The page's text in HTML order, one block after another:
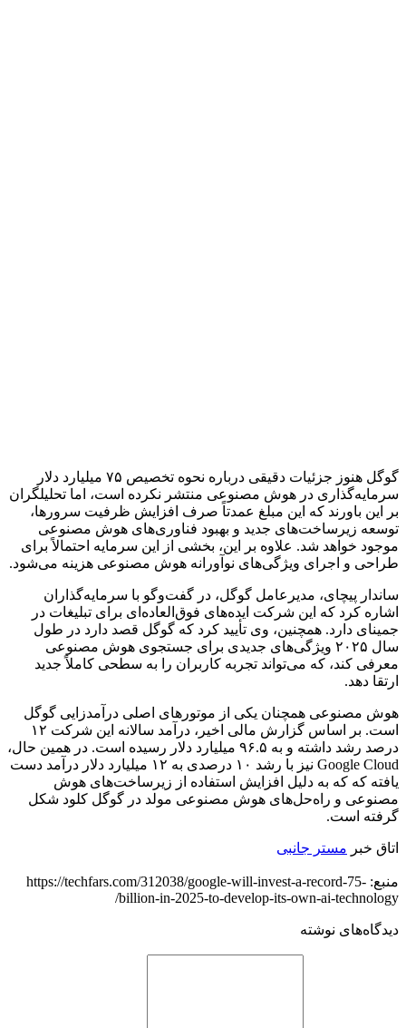
گوگل هنوز جزئیات دقیقی درباره نحوه تخصیص ۷۵ میلیارد دلار
سرمایه‌گذاری در هوش مصنوعی منتشر نکرده است، اما تحلیلگران
بر این باورند که این مبلغ عمدتاً صرف افزایش ظرفیت سرورها،
توسعه زیرساخت‌های جدید و بهبود فناوری‌های هوش مصنوعی
موجود خواهد شد. علاوه بر این، بخشی از این سرمایه احتمالاً برای
طراحی و اجرای ویژگی‌های نوآورانه هوش مصنوعی هزینه می‌شود.
ساندار پیچای، مدیرعامل گوگل، در گفت‌وگو با سرمایه‌گذاران
اشاره کرد که این شرکت ایده‌های فوق‌العاده‌ای برای تبلیغات در
جمینای دارد. همچنین، وی تأیید کرد که گوگل قصد دارد در طول
سال ۲۰۲۵ ویژگی‌های جدیدی برای جستجوی هوش مصنوعی
معرفی کند، که می‌تواند تجربه کاربران را به سطحی کاملاً جدید
ارتقا دهد.
هوش مصنوعی همچنان یکی از موتورهای اصلی درآمدزایی گوگل
است. بر اساس گزارش مالی اخیر، درآمد سالانه این شرکت ۱۲
درصد رشد داشته و به ۹۶.۵ میلیارد دلار رسیده است. در همین حال،
Google Cloud نیز با رشد ۱۰ درصدی به ۱۲ میلیارد دلار درآمد دست
یافته که که به دلیل افزایش استفاده از زیرساخت‌های هوش
مصنوعی و راه‌حل‌های هوش مصنوعی مولد در گوگل کلود شکل
گرفته است.
اتاق خبر مستر جانبی
منبع: https://techfars.com/312038/google-will-invest-a-record-75-
billion-in-2025-to-develop-its-own-ai-technology/
دیدگاه‌های نوشته